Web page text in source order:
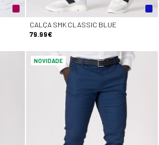
CALÇA SMK CLASSIC BLUE
79.99€
NOVIDADE